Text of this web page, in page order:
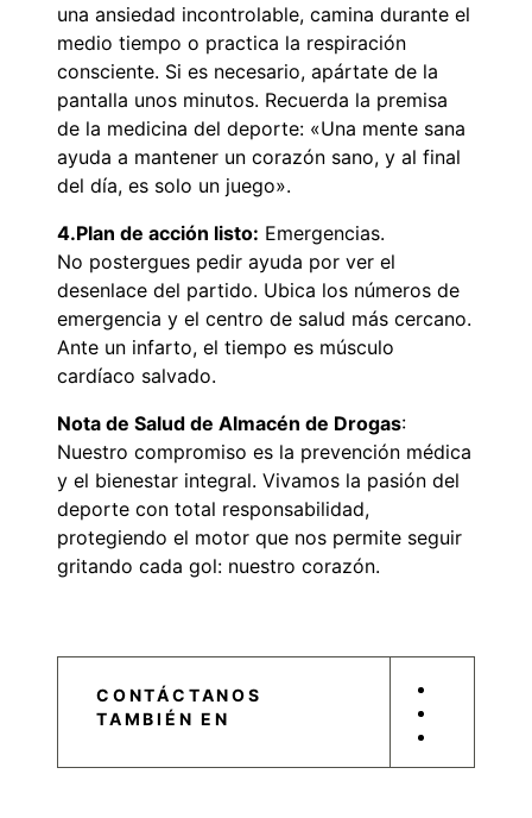
una ansiedad incontrolable, camina durante el
medio tiempo o practica la respiración
consciente. Si es necesario, apártate de la
pantalla unos minutos. Recuerda la premisa
de la medicina del deporte: «Una mente sana
ayuda a mantener un corazón sano, y al final
del día, es solo un juego».
4.Plan de acción listo: Emergencias.
No postergues pedir ayuda por ver el
desenlace del partido. Ubica los números de
emergencia y el centro de salud más cercano.
Ante un infarto, el tiempo es músculo
cardíaco salvado.
Nota de Salud de Almacén de Drogas:
Nuestro compromiso es la prevención médica
y el bienestar integral. Vivamos la pasión del
deporte con total responsabilidad,
protegiendo el motor que nos permite seguir
gritando cada gol: nuestro corazón.
CONTÁCTANOS
TAMBIÉN EN